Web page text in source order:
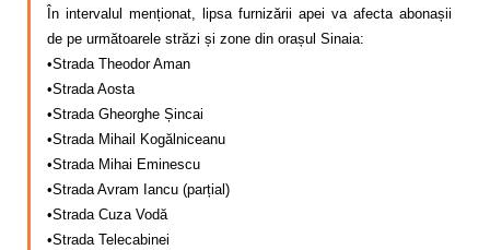
Comunicare
Contact
În intervalul menționat, lipsa furnizării apei va afecta abonașii
de pe următoarele străzi și zone din orașul Sinaia:
•Strada Theodor Aman
•Strada Aosta
•Strada Gheorghe Șincai
•Strada Mihail Kogălniceanu
•Strada Mihai Eminescu
•Strada Avram Iancu (parțial)
•Strada Cuza Vodă
•Strada Telecabinei